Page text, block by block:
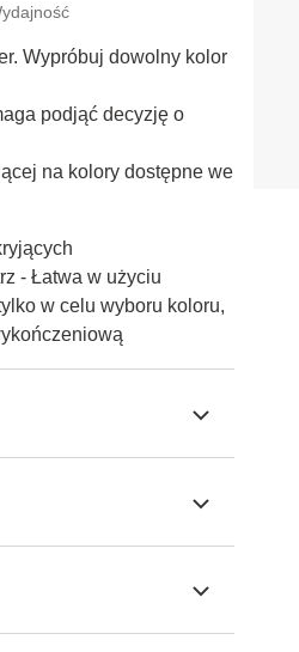
Wypróbuj dowolny kolor
podjąć decyzję o
na kolory dostępne we
- Łatwa w użyciu
w celu wyboru koloru,